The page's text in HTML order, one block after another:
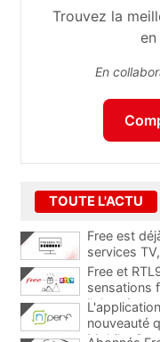
Trouvez la
En
TOUTE L'ACTU
Free est
services
encore au
Free et
sensations
l'obtenir
nouveauté
Mobile,